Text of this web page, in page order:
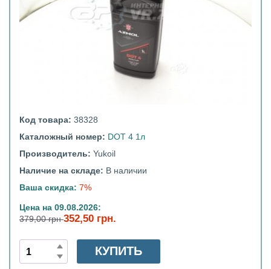
Код товара: 38328
Каталожный номер: DOT 4 1л
Производитель: Yukoil
Наличие на складе: В наличии
Ваша скидка: 7%
Цена на 09.08.2026:
379,00 грн352,50 грн.
КУПИТЬ